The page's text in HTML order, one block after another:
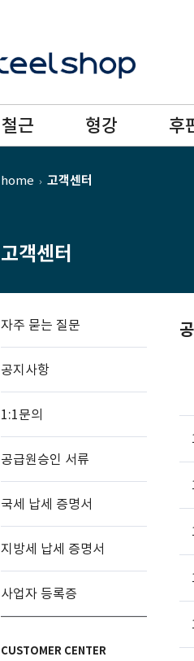
철근 형강 후
home 고객센터
고객센터
자주 묻는 질문
공지사항
1:1문의
공급원승인 서류
국세 납세 증명서
지방세 납세 증명서
사업자 등록증
CUSTOMER CENTER